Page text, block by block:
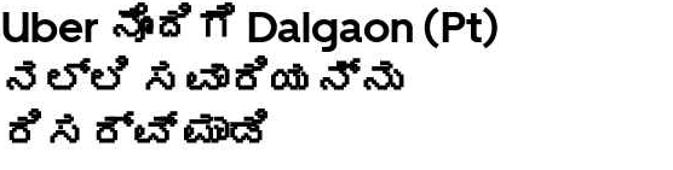
Uber ನೊಂದಿಗೆ Dalgaon (Pt)
ನಲ್ಲಿ ಸವಾರಿಯನ್ನು
ರಿಸರ್ವ್ ಮಾಡಿ